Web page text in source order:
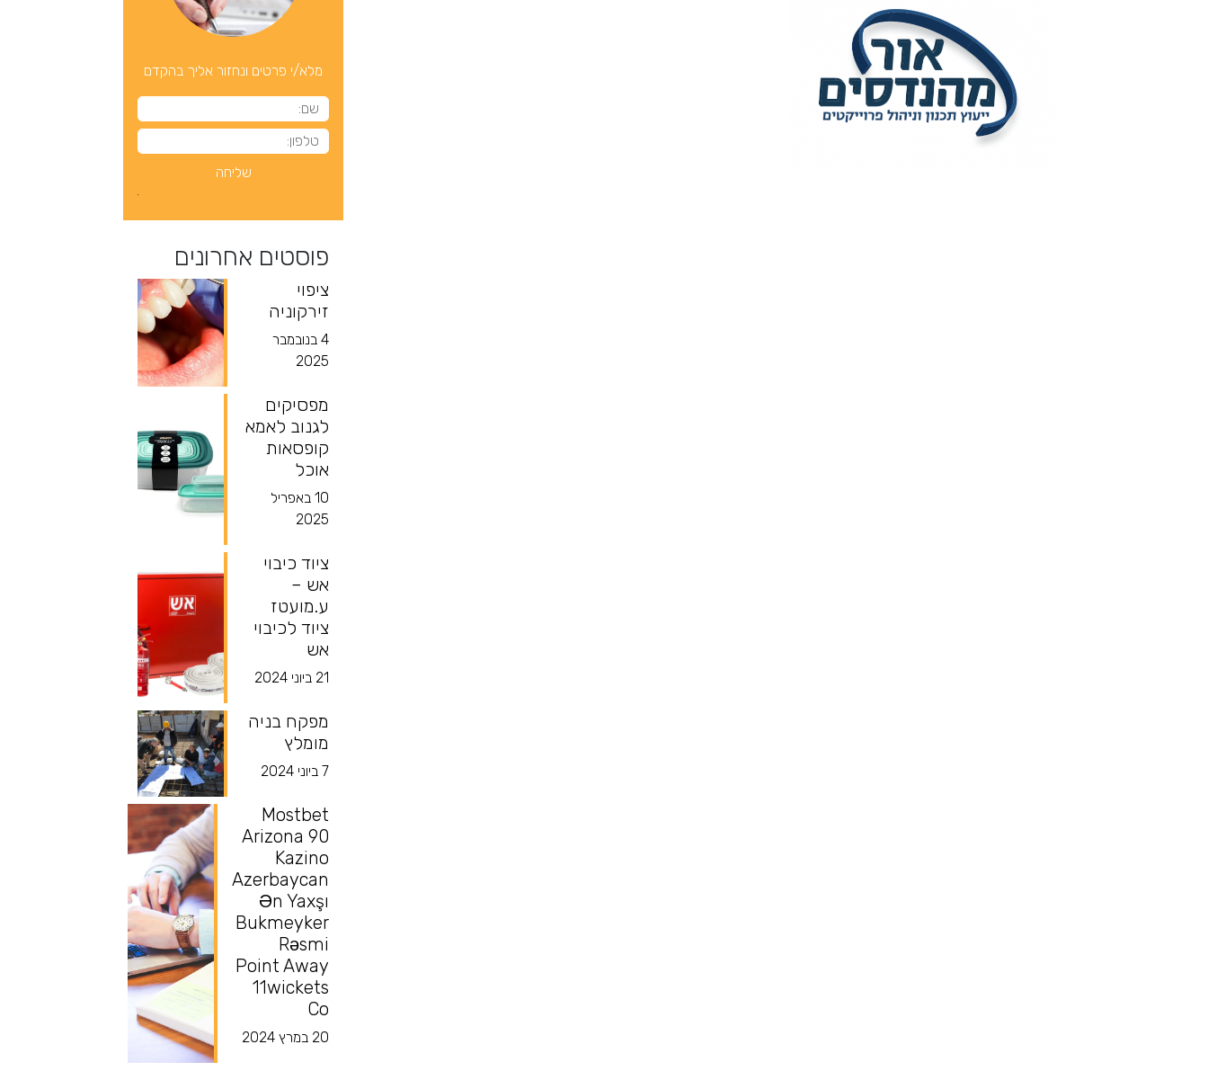
מלא/י פרטים ונחזור אליך בהקדם
פוסטים אחרונים
ציפוי
זירקוניה
4 בנובמבר
2025
מפסיקים
לגנוב לאמא
קופסאות
אוכל
10 באפריל
2025
ציוד כיבוי
אש –
ע.מועטז
ציוד לכיבוי
אש
21 ביוני 2024
מפקח בניה
מומלץ
7 ביוני 2024
Mostbet
Arizona 90
Kazino
Azerbaycan
Ən Yaxşı
Bukmeyker
Rəsmi
Point Away
11wickets
Co
20 במרץ 2024